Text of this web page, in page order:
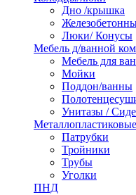
Дно /крышка
Люки/ Конусы
Мебель д/ванной
Мебель для
Мойки
Поддон/ванны
Унитазы /
Патрубки
Тройники
Трубы
Уголки
ПНД